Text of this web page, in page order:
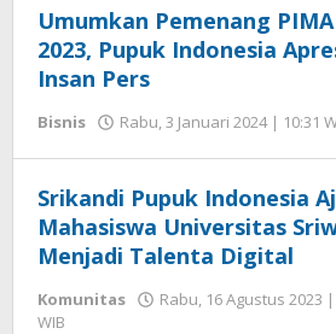
Umumkan Pemenang PIMA
2023, Pupuk Indonesia
Insan Pers
Bisnis Rabu, 3 Januari 2024 | 10:31
Srikandi Pupuk Indonesia
Mahasiswa Universitas
Menjadi Talenta Digital
Komunitas
Rabu, 16 Agustus 2023 |
WIB